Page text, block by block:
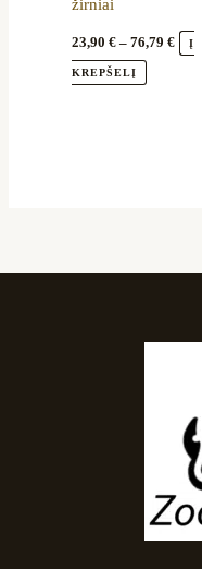
žirniai
23,90€ – 76,79€ Į
KREPŠELĮ
page